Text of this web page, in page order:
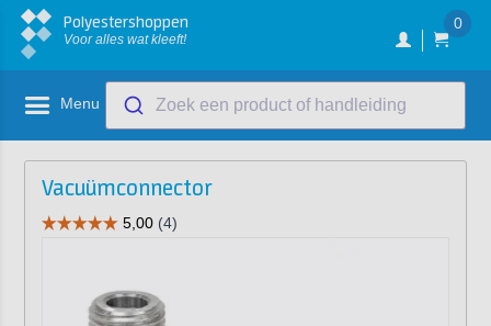
Polyestershoppen
Voor alles wat kleeft!
0
Menu Zoek een product of handleiding
Vacuümconnector